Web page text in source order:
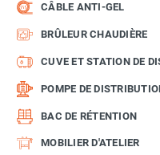
CÂBLE ANTI-GEL
BRÛLEUR CHAUDIÈRE
CUVE ET STATION DE
POMPE DE
BAC DE RÉTENTION
MOBILIER D'ATELIER